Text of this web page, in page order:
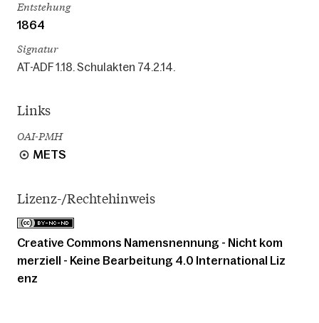
Entstehung
1864
Signatur
AT-ADF 1.18. Schulakten 74.2.14.
Links
OAI-PMH
METS
Lizenz-/Rechtehinweis
Creative Commons Namensnennung - Nicht kom
merziell - Keine Bearbeitung 4.0 International Liz
enz